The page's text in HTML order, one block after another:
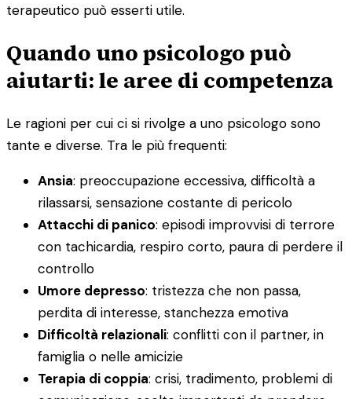
terapeutico può esserti utile.
Quando uno psicologo può
aiutarti: le aree di competenza
Le ragioni per cui ci si rivolge a uno psicologo sono
tante e diverse. Tra le più frequenti:
Ansia: preoccupazione eccessiva, difficoltà a
rilassarsi, sensazione costante di pericolo
Attacchi di panico: episodi improvvisi di terrore
con tachicardia, respiro corto, paura di perdere il
controllo
Umore depresso: tristezza che non passa,
perdita di interesse, stanchezza emotiva
Difficoltà relazionali: conflitti con il partner, in
famiglia o nelle amicizie
Terapia di coppia: crisi, tradimento, problemi di